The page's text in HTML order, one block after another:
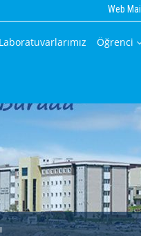
Web Mail
Laboratuvarlarımız Öğrenci